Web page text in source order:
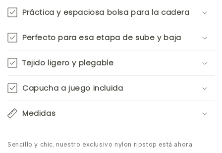
Práctica y espaciosa bolsa para la cadera
Perfecto para esa etapa de sube y baja
Tejido ligero y plegable
Capucha a juego incluida
Medidas
Sencillo y chic, nuestro exclusivo nylon ripstop está ahora